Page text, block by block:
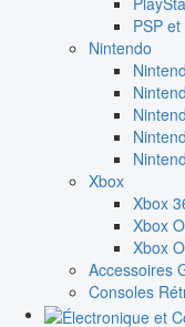
PSP
Nintendo
Xbox
Xbox
Xbox
Xbox
Accessoires
Consoles